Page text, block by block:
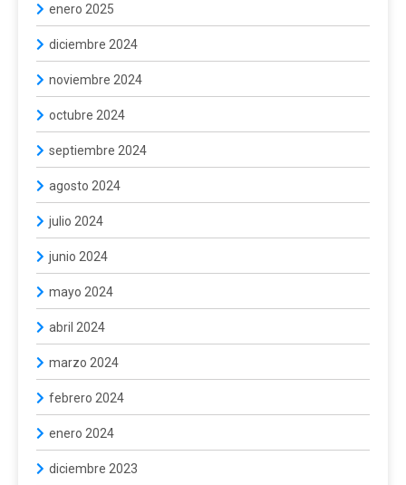
enero 2025
diciembre 2024
noviembre 2024
octubre 2024
septiembre 2024
agosto 2024
julio 2024
junio 2024
mayo 2024
abril 2024
marzo 2024
febrero 2024
enero 2024
diciembre 2023